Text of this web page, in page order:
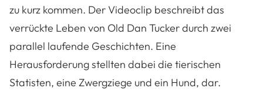
zu kurz kommen. Der Videoclip beschreibt das
verrückte Leben von Old Dan Tucker durch zwei
parallel laufende Geschichten. Eine
Herausforderung stellten dabei die tierischen
Statisten, eine Zwergziege und ein Hund, dar.